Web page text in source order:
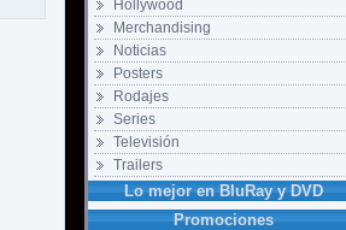
Hollywood
Merchandising
Noticias
Posters
Rodajes
Series
Televisión
Trailers
Lo mejor en BluRay y DVD
Promociones